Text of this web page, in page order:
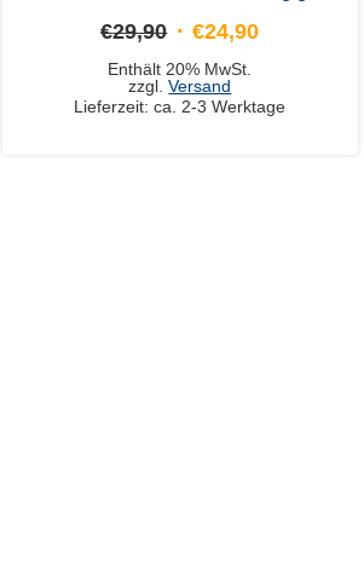
€29,90 Ursprünglicher
Preis
war:
€29,90
€24,90Aktueller
€24,90.
Enthält 20% MwSt.
zzgl.Versand
Lieferzeit: ca. 2-3 Werktage